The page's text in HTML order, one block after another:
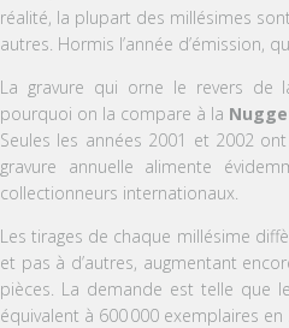
réalité, la plupart des millésimes
autres. Hormis l’année d’émission,
La gravure qui orne le revers de
pourquoi on la compare à la
Seules les années 2001 et 2002
gravure annuelle alimente
collectionneurs internationaux.
Les tirages de chaque millésime
et pas à d’autres, augmentant
pièces. La demande est telle que
équivalent à 600000 exemplaires